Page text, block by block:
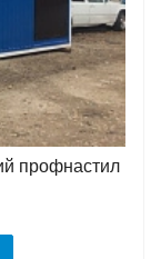
профнастил